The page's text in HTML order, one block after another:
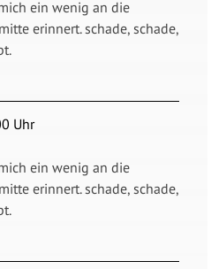
ein wenig an die
erinnert. schade, schade,
Uhr
ein wenig an die
erinnert. schade, schade,